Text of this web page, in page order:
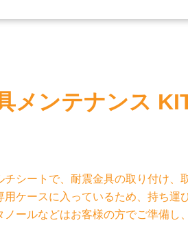
メンテナンス
シートで、耐震金具の取り付け、
用ケースに入っているため、持ち運
ールなどはお客様の方でご準備し